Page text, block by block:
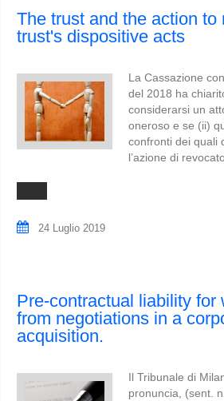
The trust and the action to
trust's dispositive acts
La Cassazione
del 2018 ha
considerarsi un
oneroso e se (ii)
confronti dei quali
l’azione di
24 Luglio 2019
Pre-contractual liability for
from negotiations in a
acquisition.
Il Tribunale di
pronuncia, (sent.